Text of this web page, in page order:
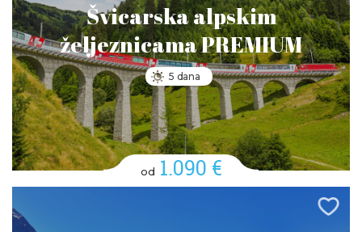
Švicarska alpskim
željeznicama PREMIUM
5 dana
od 1.090 €